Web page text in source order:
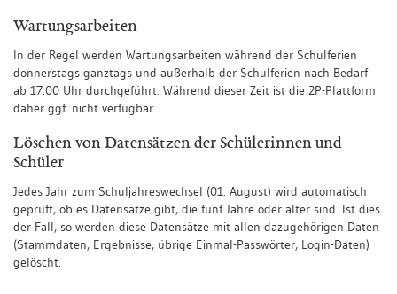
Wartungsarbeiten
In der Regel werden Wartungsarbeiten während der Schulferien
donnerstags ganztags und außerhalb der Schulferien nach Bedarf
ab 17:00 Uhr durchgeführt. Während dieser Zeit ist die 2P-Plattform
daher ggf. nicht verfügbar.
Löschen von Datensätzen der Schülerinnen und
Schüler
Jedes Jahr zum Schuljahreswechsel (01. August) wird automatisch
geprüft, ob es Datensätze gibt, die fünf Jahre oder älter sind. Ist dies
der Fall, so werden diese Datensätze mit allen dazugehörigen Daten
(Stammdaten, Ergebnisse, übrige Einmal-Passwörter, Login-Daten)
gelöscht.